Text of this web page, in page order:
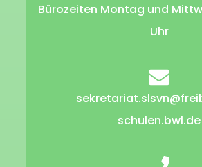
Bürozeiten Montag und
Uhr
schulen.bwl.de